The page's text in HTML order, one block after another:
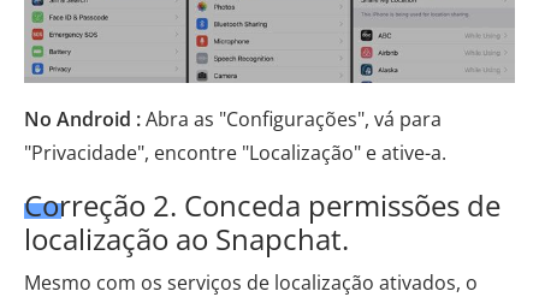
No Android :Abra as "Configurações", vá para
"Privacidade", encontre "Localização" e ative-a.
Correção 2. Conceda permissões de
localização ao Snapchat.
Mesmo com os serviços de localização ativados, o